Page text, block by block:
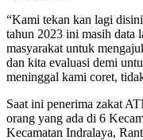
“Kami tekan kan lagi
tahun 2023 ini masih data
masyarakat untuk
dan kita evaluasi demi
meninggal kami coret,
Saat ini penerima zakat
orang yang ada di 6
Kecamatan Indralaya,